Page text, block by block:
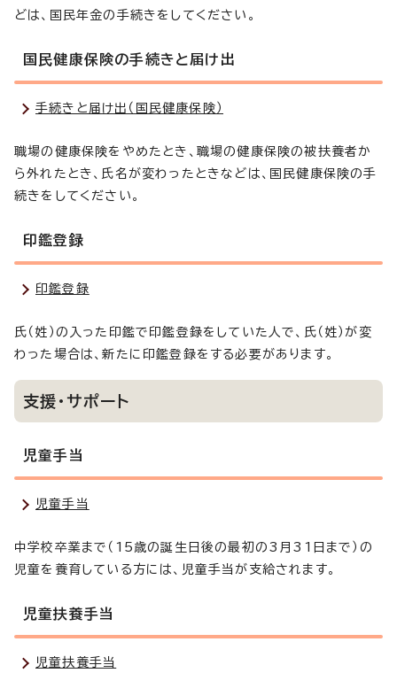
どは、国民年金の手続きをしてください。
国民健康保険の手続きと届け出
手続きと届け出（国民健康保険）
職場の健康保険をやめたとき、職場の健康保険の被扶養者か
ら外れたとき、氏名が変わったときなどは、国民健康保険の手
続きをしてください。
印鑑登録
印鑑登録
氏（姓）の入った印鑑で印鑑登録をしていた人で、氏（姓）が変
わった場合は、新たに印鑑登録をする必要があります。
支援・サポート
児童手当
児童手当
中学校卒業まで（15歳の誕生日後の最初の3月31日まで）の
児童を養育している方には、児童手当が支給されます。
児童扶養手当
児童扶養手当